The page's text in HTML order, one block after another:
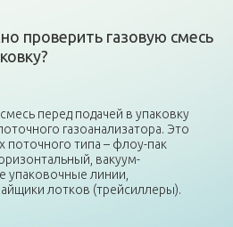
проверить газовую смесь
перед подачей в упаковку
газоанализатора. Это
поточного типа – флоу-пак
вакуум-
линии,
лотков (трейсиллеры).